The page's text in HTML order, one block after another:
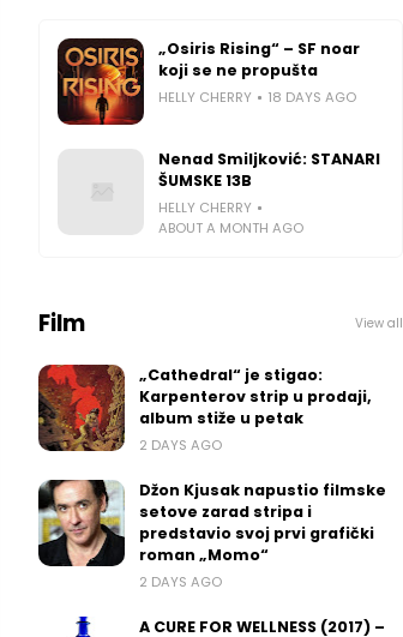
„Osiris Rising“ – SF noar
koji se ne propušta
HELLY CHERRY 18 DAYS AGO
Nenad Smiljković: STANARI
ŠUMSKE 13B
HELLY CHERRY
ABOUT A MONTH AGO
Film View all
„Cathedral“ je stigao:
Karpenterov strip u prodaji,
album stiže u petak
2 DAYS AGO
Džon Kjusak napustio filmske
setove zarad stripa i
predstavio svoj prvi grafički
roman „Momo“
2 DAYS AGO
A CURE FOR WELLNESS (2017) –